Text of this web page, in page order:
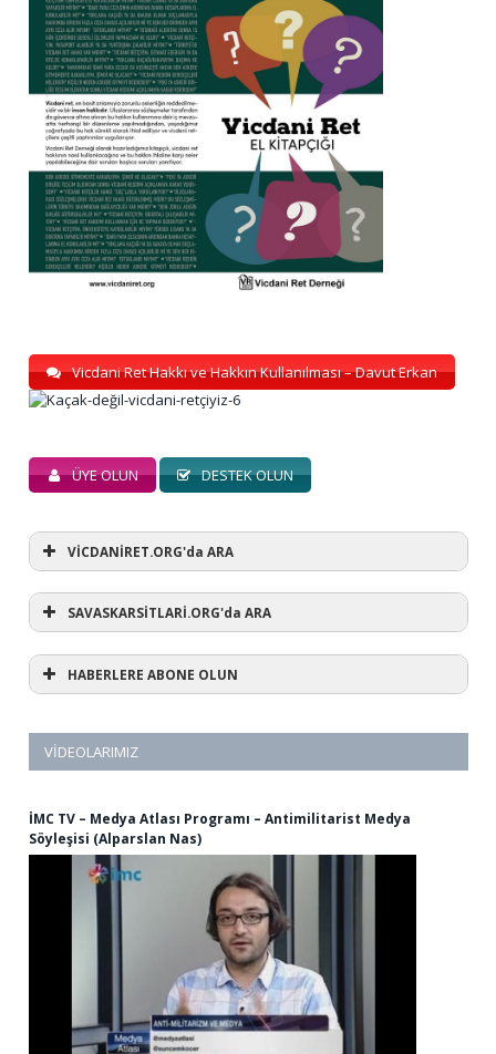
Vicdani Ret Hakkı ve Hakkın Kullanılması – Davut Erkan
ÜYE OLUN DESTEK OLUN
VİCDANİRET.ORG'da ARA
SAVASKARSİTLARİ.ORG'da ARA
HABERLERE ABONE OLUN
VIDEOLARIMIZ
İMC TV – Medya Atlası Programı – Antimilitarist Medya
Söyleşisi (Alparslan Nas)